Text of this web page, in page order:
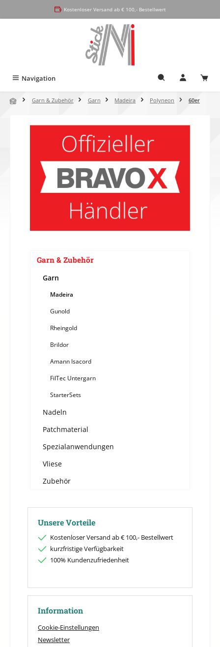
Kostenloser Versand ab € 100,- Bestellwert
Navigation
Garn & Zubehör Garn Madeira Polyneon 60er
Garn & Zubehör
Garn
Madeira
Gunold
Rheingold
Brildor
Amann Isacord
FilTec Untergarn
StarterSets
Nadeln
Patchmaterial
Spezialanwendungen
Vliese
Zubehör
Unsere Vorteile
Kostenloser Versand ab € 100,- Bestellwert
kurzfristige Verfügbarkeit
100% Kundenzufriedenheit
Information
Cookie-Einstellungen
Newsletter